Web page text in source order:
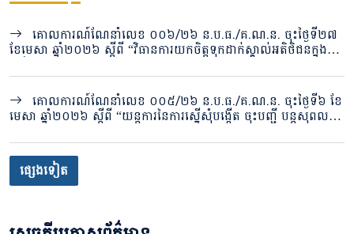
ខែមេសា ឆ្នាំ២០២៦ ស្តីពី “វិធានការយកចិត្តទុកដាក់ស្គាល់អតិថិជនក្នុង
វិស័យបរធនបាលកិច្ច”
មេសា ឆ្នាំ២០២៦ ស្តីពី “យន្តការនៃការស្នើសុំបង្កើត ចុះបញ្ជី បន្តសុពល
ភាពវិញ្ញាបនបត្រ ផ្លាស់ប្តូរ និងបញ្ចប់បរធនបាលកិច្ចសេវារក្សាសុវត្ថិភាព ឬ
សេវារក្សាទុក តាមប្រព័ន្ធចុះបញ្ជីបរធនបាលកិច្ចរបស់និយ័តករបរធនបាល
កិច្ច”ផ្សេងទៀត